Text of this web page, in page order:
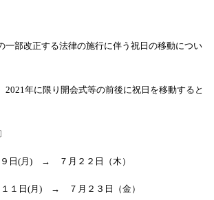
部改正する法律の施行に伴う祝日の移動につい
2021年に限り開会式等の前後に祝日を移動すると
日(月 ) → ７月２２日（木）
１日 (月 ) → ７月２３日（金）